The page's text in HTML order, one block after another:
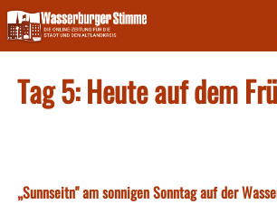
Skip
to
content
Tag 5: Heute auf dem
„Sunnseitn" am sonnigen Sonntag auf der